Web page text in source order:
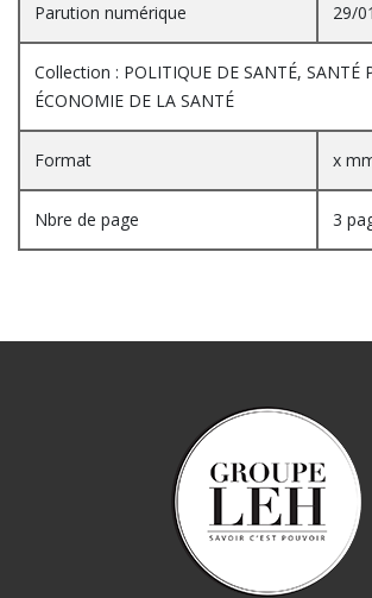
Parution numérique 29/
Collection : POLITIQUE DE SANTÉ, SANTÉ
ÉCONOMIE DE LA SANTÉ
Format x
Nbre de page 3